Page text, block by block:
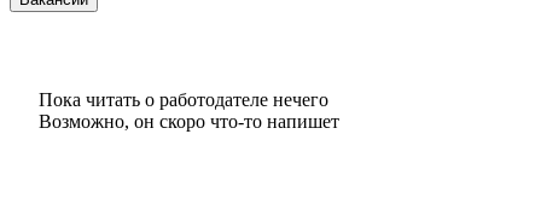
Пока читать о работодателе нечего
Возможно, он скоро что‑то напишет